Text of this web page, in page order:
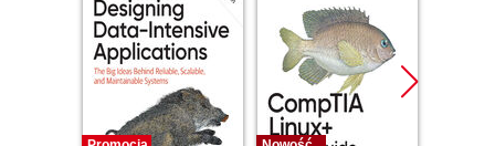
Domain 3: Cloud Platform and
Infrastructure Security
Domain 4: Cloud Application Security
Domain 5: Cloud Security Operations
Domain 6: Legal, Risk, and Compliance